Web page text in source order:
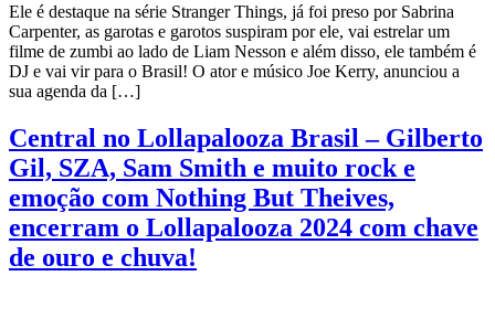
Ele é destaque na série Stranger Things, já foi preso por Sabrina
Carpenter, as garotas e garotos suspiram por ele, vai estrelar um
filme de zumbi ao lado de Liam Nesson e além disso, ele também é
DJ e vai vir para o Brasil! O ator e músico Joe Kerry, anunciou a
sua agenda da […]
Central no Lollapalooza Brasil – Gilberto
Gil, SZA, Sam Smith e muito rock e
emoção com Nothing But Theives,
encerram o Lollapalooza 2024 com chave
de ouro e chuva!